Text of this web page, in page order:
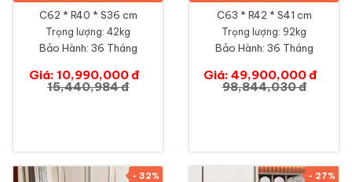
C62 * R40 * S36 cm
Trọng lượng: 42kg
Bảo Hành: 36 Tháng
Giá: 10,990,000 đ
15,440,984 đ
C63 * R42 * S41 cm
Trọng lượng: 92kg
Bảo Hành: 36 Tháng
Giá: 49,900,000 đ
98,844,030 đ
- 32% - 27%